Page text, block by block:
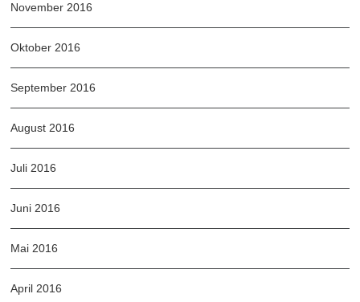
November 2016
Oktober 2016
September 2016
August 2016
Juli 2016
Juni 2016
Mai 2016
April 2016